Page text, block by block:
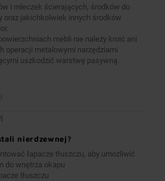
i mleczek ścierających, środków do
oraz jakichkolwiek innych środków
mebli nie należy kroić ani
operacji metalowymi narzędziami
uszkodzić warstwę pasywną.
nierdzewnej?
łapacze tłuszczu, aby umożliwić
do wnętrza okapu
tłuszczu